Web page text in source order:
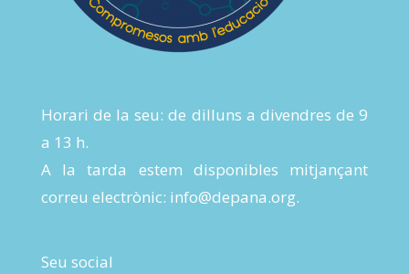
Horari de la seu: de dilluns a divendres de 9
a 13 h.
A la tarda estem disponibles mitjançant
correu electrònic: info@depana.org.
Seu social